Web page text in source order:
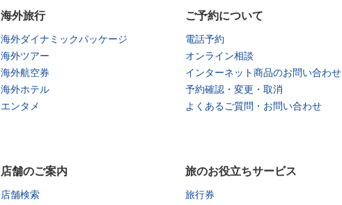
海外旅行
海外ダイナミックパッケージ
海外ツアー
海外航空券
海外ホテル
エンタメ
ご予約について
電話予約
オンライン相談
インターネット商品のお問い合わせ
予約確認・変更・取消
よくあるご質問・お問い合わせ
店舗のご案内
店舗検索
旅のお役立ちサービス
旅行券